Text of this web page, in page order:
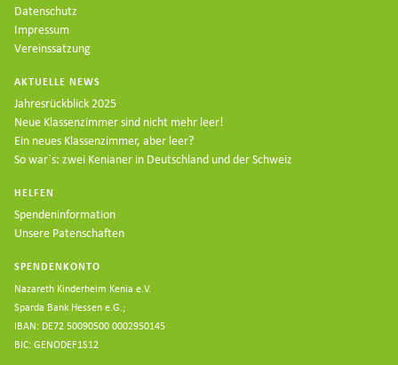
Datenschutz
Impressum
Vereinssatzung
AKTUELLE NEWS
Jahresrückblick 2025
Neue Klassenzimmer sind nicht mehr leer!
Ein neues Klassenzimmer, aber leer?
So war`s: zwei Kenianer in Deutschland und der Schweiz
HELFEN
Spendeninformation
Unsere Patenschaften
SPENDENKONTO
Nazareth Kinderheim Kenia e.V.
Sparda Bank Hessen e.G.;
IBAN: DE72 50090500 0002950145
BIC: GENODEF1S12